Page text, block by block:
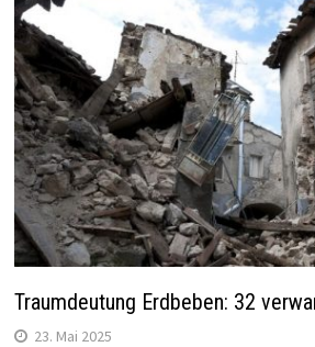
Traumdeutung Erdbeben: 32
23. Mai 2025